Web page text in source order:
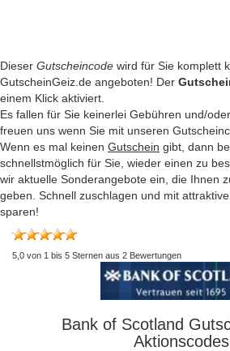
Dieser Gutscheincode wird für Sie komplett
GutscheinGeiz.de angeboten! Der
einem Klick aktiviert.
Es fallen für Sie keinerlei Gebühren und/
freuen uns wenn Sie mit unseren
Wenn es mal keinen Gutschein gibt, dann
schnellstmöglich für Sie, wieder einen zu
wir aktuelle Sonderangebote ein, die Ihnen
geben. Schnell zuschlagen und mit
sparen!
5,0 von 1 bis 5 Sternen aus 2 Bewertungen
Bank of Scotland
Aktionscodes